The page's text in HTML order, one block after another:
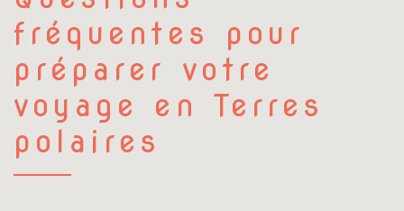
fréquentes pour
préparer votre
voyage en Terres
polaires